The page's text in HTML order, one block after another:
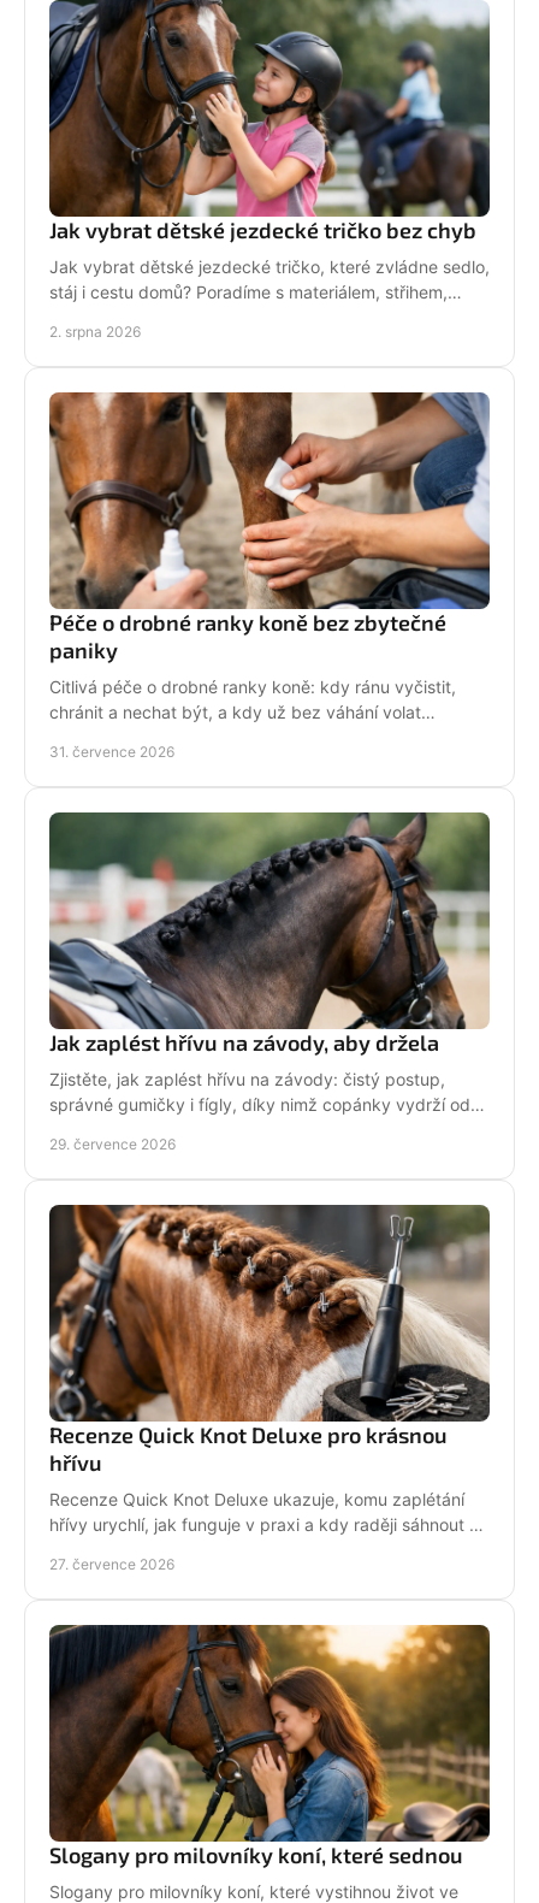
Jak vybrat dětské jezdecké tričko bez chyb
Jak vybrat dětské jezdecké tričko, které zvládne sedlo,
stáj i cestu domů? Poradíme s materiálem, střihem,
2. srpna 2026
Péče o drobné ranky koně bez zbytečné
paniky
Citlivá péče o drobné ranky koně: kdy ránu vyčistit,
chránit a nechat být, a kdy už bez váhání volat
31. července 2026
Jak zaplést hřívu na závody, aby držela
Zjistěte, jak zaplést hřívu na závody: čistý postup,
správné gumičky i fígly, díky nimž copánky vydrží od
29. července 2026
Recenze Quick Knot Deluxe pro krásnou
hřívu
Recenze Quick Knot Deluxe ukazuje, komu zaplétání
hřívy urychlí, jak funguje v praxi a kdy raději sáhnout po
27. července 2026
Slogany pro milovníky koní, které sednou
Slogany pro milovníky koní, které vystihnou život ve